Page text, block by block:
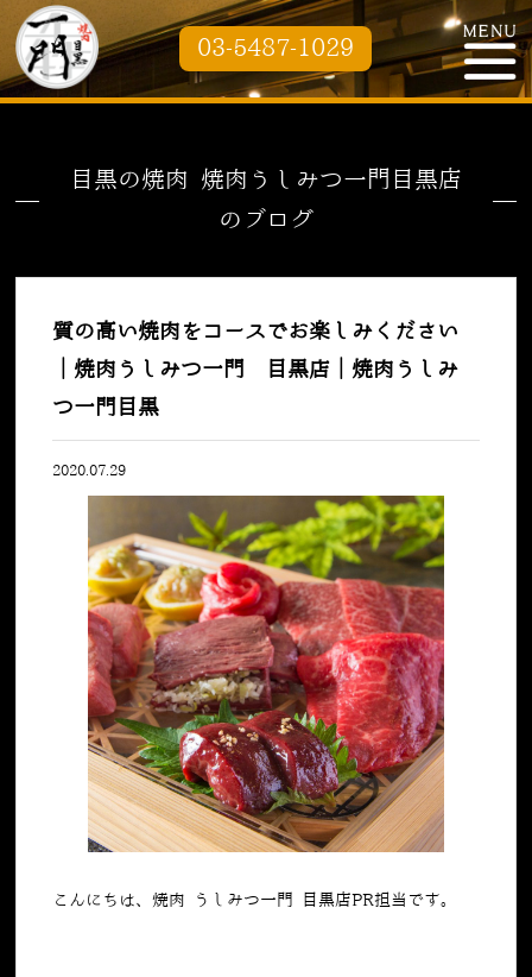
03-5487-1029
目黒の焼肉 焼肉うしみつ一門目黒店
のブログ
質の高い焼肉をコースでお楽しみください
｜焼肉うしみつ一門 目黒店｜焼肉うしみ
つ一門目黒
2020.07.29
こんにちは、焼肉 うしみつ一門 目黒店PR担当です。